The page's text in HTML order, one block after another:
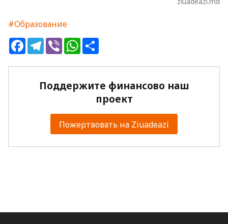
#Образование
FacebookTelegram
ViberWhatsApp
Поддержите финансово наш
проект
Пожертвовать на Ziuadeazi